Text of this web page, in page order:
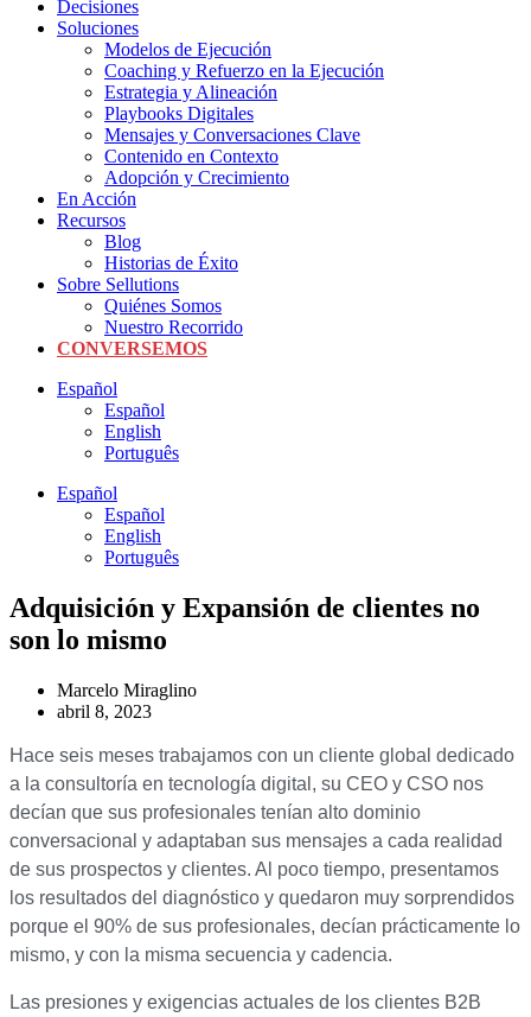
Decisiones
Soluciones
Modelos de Ejecución
Coaching y Refuerzo en la Ejecución
Estrategia y Alineación
Playbooks Digitales
Mensajes y Conversaciones Clave
Contenido en Contexto
Adopción y Crecimiento
En Acción
Recursos
Blog
Historias de Éxito
Sobre Sellutions
Quiénes Somos
Nuestro Recorrido
CONVERSEMOS
Español
Español
English
Português
Español
Español
English
Português
Adquisición y Expansión de clientes no
son lo mismo
Marcelo Miraglino
abril 8, 2023
Hace seis meses trabajamos con un cliente global dedicado
a la consultoría en tecnología digital, su CEO y CSO nos
decían que sus profesionales tenían alto dominio
conversacional y adaptaban sus mensajes a cada realidad
de sus prospectos y clientes. Al poco tiempo, presentamos
los resultados del diagnóstico y quedaron muy sorprendidos
porque el 90% de sus profesionales, decían prácticamente lo
mismo, y con la misma secuencia y cadencia.
Las presiones y exigencias actuales de los clientes B2B